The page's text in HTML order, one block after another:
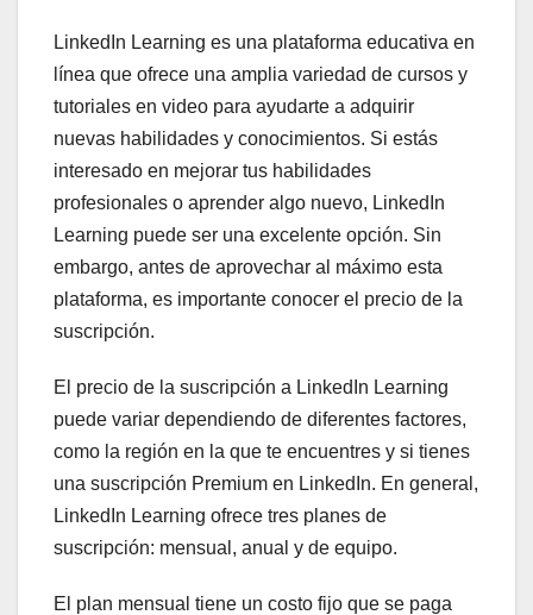
LinkedIn Learning es una plataforma educativa en
línea que ofrece una amplia variedad de cursos y
tutoriales en video para ayudarte a adquirir
nuevas habilidades y conocimientos. Si estás
interesado en mejorar tus habilidades
profesionales o aprender algo nuevo, LinkedIn
Learning puede ser una excelente opción. Sin
embargo, antes de aprovechar al máximo esta
plataforma, es importante conocer el precio de la
suscripción.
El precio de la suscripción a LinkedIn Learning
puede variar dependiendo de diferentes factores,
como la región en la que te encuentres y si tienes
una suscripción Premium en LinkedIn. En general,
LinkedIn Learning ofrece tres planes de
suscripción: mensual, anual y de equipo.
El plan mensual tiene un costo fijo que se paga